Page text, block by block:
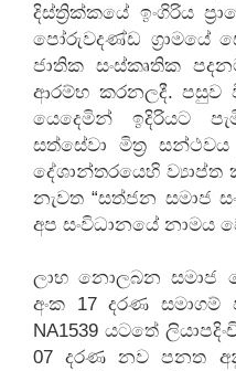
දිස්ත්‍රික්කයේ ඉංගිරිය
පෝරුවදණ්ඩ ග්‍රාමයේ
ජාතික සංස්කෘතික
ආරම්භ කරනලදී. පසුව
යෙදෙමින් ඉදිරියට
සත්සේවා මිත්‍ර
දේශාන්තරයෙහි ව්‍යාප්ත
නැවත “සත්ජන සමාජ
අප සංවිධානයේ නාමය
ලාභ නොලබන සමාජ
අංක 17 දරණ සමාගම්
NA1539 යටතේ
07 දරණ නව පනත